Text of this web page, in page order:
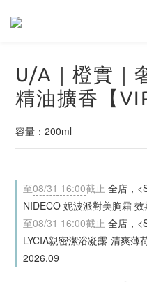
U/A｜橙實｜
精油擴香【
容量：200ml
至08/31 16:00截止 全店，
NIDECO 妮波派對美胸霜
至08/31 16:00截止 全店，
LYCIA親密潔浴凝露-清爽
2026.09